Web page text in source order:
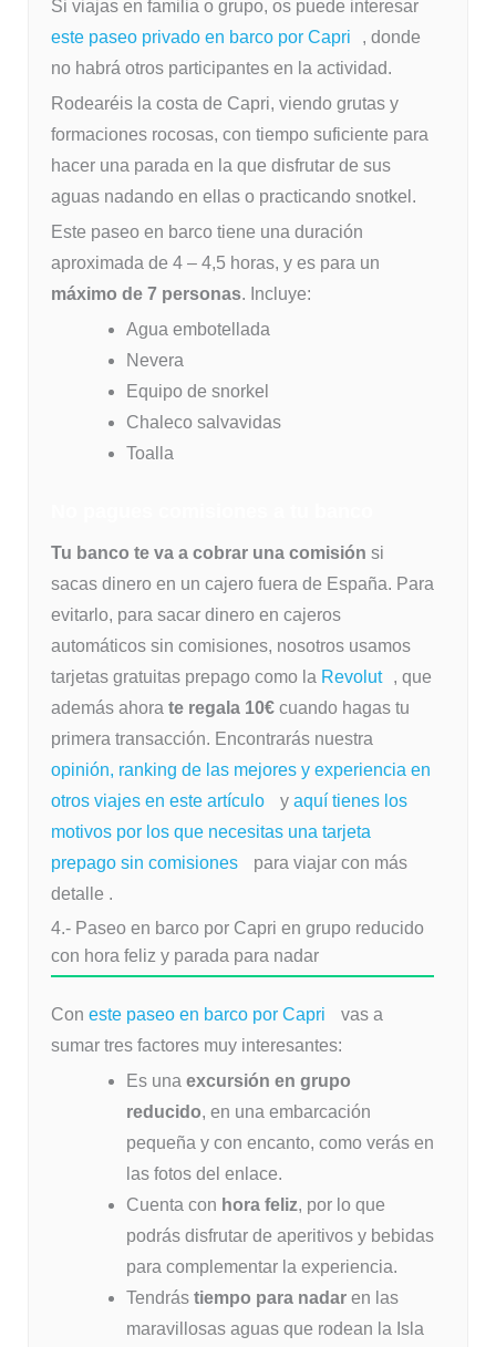
Si viajas en familia o grupo, os puede interesar
este paseo privado en barco por Capri
, donde
no habrá otros participantes en la actividad.
Rodearéis la costa de Capri, viendo grutas y
formaciones rocosas, con tiempo suficiente para
hacer una parada en la que disfrutar de sus
aguas nadando en ellas o practicando snotkel.
Este paseo en barco tiene una duración
aproximada de 4 – 4,5 horas, y es para un
máximo de 7 personas. Incluye:
Agua embotellada
Nevera
Equipo de snorkel
Chaleco salvavidas
Toalla
Tu banco te va a cobrar una comisión si
sacas dinero en un cajero fuera de España. Para
evitarlo, para sacar dinero en cajeros
automáticos sin comisiones, nosotros usamos
tarjetas gratuitas prepago como la Revolut
, que
además ahora te regala 10€ cuando hagas tu
primera transacción. Encontrarás nuestra
opinión, ranking de las mejores y experiencia en
otros viajes en este artículo
y aquí tienes los
motivos por los que necesitas una tarjeta
prepago sin comisiones
para viajar con más
detalle .
4.- Paseo en barco por Capri en grupo reducido
con hora feliz y parada para nadar
Con este paseo en barco por Capri
vas a
sumar tres factores muy interesantes:
Es una excursión en grupo
reducido, en una embarcación
pequeña y con encanto, como verás en
las fotos del enlace.
Cuenta con hora feliz, por lo que
podrás disfrutar de aperitivos y bebidas
para complementar la experiencia.
Tendrás tiempo para nadaren las
maravillosas aguas que rodean la Isla